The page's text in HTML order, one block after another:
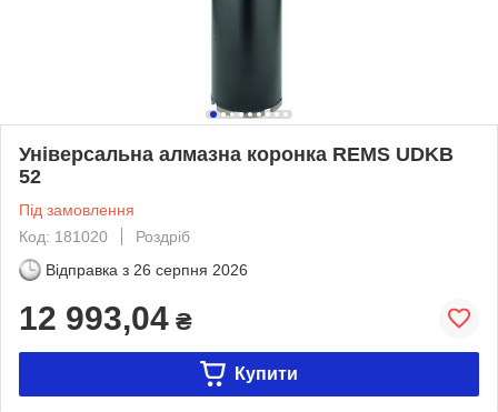
Універсальна алмазна коронка REMS UDKB
52
Під замовлення
Код: 181020
Роздріб
Відправка з 26 серпня 2026
12 993,04 ₴
Купити